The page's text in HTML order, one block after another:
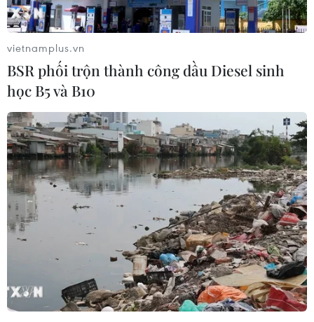
Theo dõi VietnamPlus
TIN LIÊN QUAN
vietnamplus.vn
BSR phối trộn thành công dầu Diesel sinh
học B5 và B10